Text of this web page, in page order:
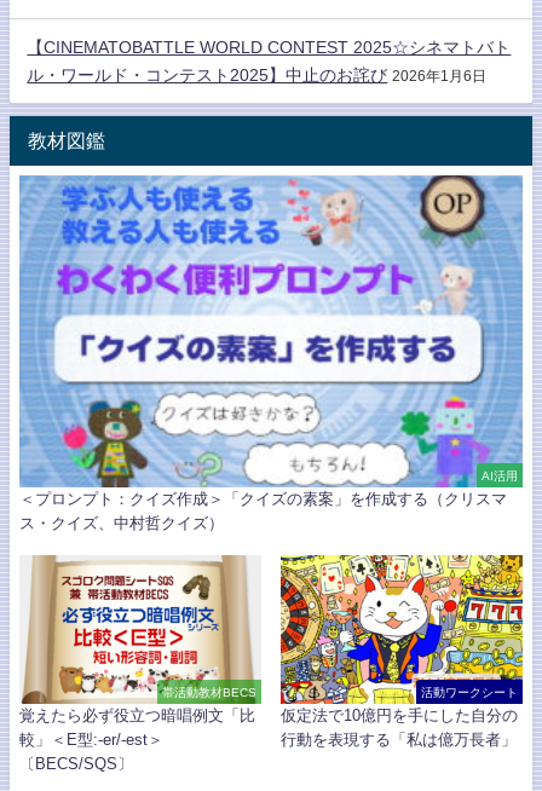
【CINEMATOBATTLE WORLD CONTEST 2025☆シネマトバト
ル・ワールド・コンテスト2025】中止のお詫び 2026年1月6日
教材図鑑
AI活用
＜プロンプト：クイズ作成＞「クイズの素案」を作成する（クリスマ
ス・クイズ、中村哲クイズ）
帯活動教材BECS
覚えたら必ず役立つ暗唱例文「比
較」＜E型:-er/-est＞
〔BECS/SQS〕
活動ワークシート
仮定法で10億円を手にした自分の
行動を表現する「私は億万長者」